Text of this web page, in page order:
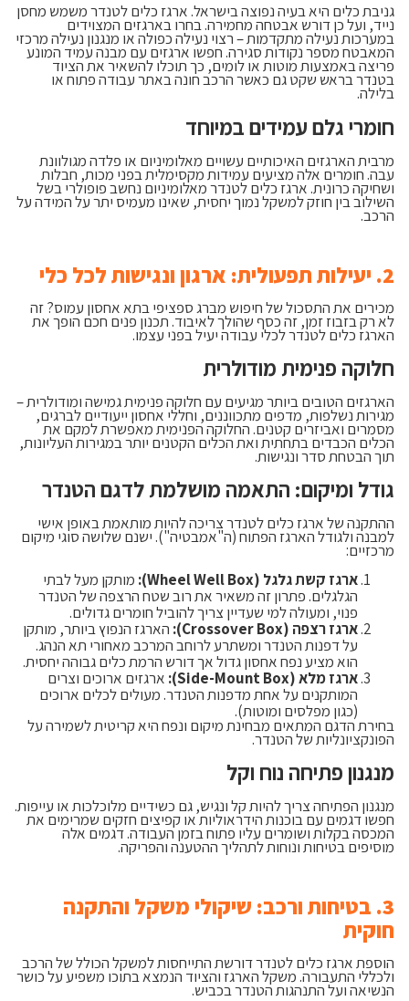
גניבת כלים היא בעיה נפוצה בישראל. ארגז כלים לטנדר משמש מחסן
נייד, ועל כן דורש אבטחה מחמירה. בחרו בארגזים המצוידים
במערכות נעילה מתקדמות – רצוי נעילה כפולה או מנגנון נעילה מרכזי
המאבטח מספר נקודות סגירה. חפשו ארגזים עם מבנה עמיד המונע
פריצה באמצעות מוטות או לומים, כך תוכלו להשאיר את הציוד
בטנדר בראש שקט גם כאשר הרכב חונה באתר עבודה פתוח או
בלילה.
חומרי גלם עמידים במיוחד
מרבית הארגזים האיכותיים עשויים מאלומיניום או פלדה מגולוונת
עבה. חומרים אלה מציעים עמידות מקסימלית בפני מכות, חבלות
ושחיקה כרונית. ארגז כלים לטנדר מאלומיניום נחשב פופולרי בשל
השילוב בין חוזק למשקל נמוך יחסית, שאינו מעמיס יתר על המידה על
הרכב.
2. יעילות תפעולית: ארגון ונגישות לכל כלי
מכירים את התסכול של חיפוש מברג ספציפי בתא אחסון עמוס? זה
לא רק בזבוז זמן, זה כסף שהולך לאיבוד. תכנון פנים חכם הופך את
הארגז כלים לטנדר לכלי עבודה יעיל בפני עצמו.
חלוקה פנימית מודולרית
הארגזים הטובים ביותר מגיעים עם חלוקה פנימית גמישה ומודולרית –
מגירות נשלפות, מדפים מתכווננים, וחללי אחסון ייעודיים לברגים,
מסמרים ואביזרים קטנים. החלוקה הפנימית מאפשרת למקם את
הכלים הכבדים בתחתית ואת הכלים הקטנים יותר במגירות העליונות,
תוך הבטחת סדר ונגישות.
גודל ומיקום: התאמה מושלמת לדגם הטנדר
ההתקנה של ארגז כלים לטנדר צריכה להיות מותאמת באופן אישי
למבנה ולגודל הארגז הפתוח (ה"אמבטיה"). ישנם שלושה סוגי מיקום
מרכזיים:
ארגז קשת גלגל (Wheel Well Box):
מותקן מעל לבתי
הגלגלים. פתרון זה משאיר את רוב שטח הרצפה של הטנדר
פנוי, ומעולה למי שעדיין צריך להוביל חומרים גדולים.
ארגז רצפה (Crossover Box):
הארגז הנפוץ ביותר, מותקן
על דפנות הטנדר ומשתרע לרוחב המרכב מאחורי תא הנהג.
הוא מציע נפח אחסון גדול אך דורש הרמת כלים גבוהה יחסית.
ארגז מלא (Side-Mount Box):
ארגזים ארוכים וצרים
המותקנים על אחת מדפנות הטנדר. מעולים לכלים ארוכים
(כגון מפלסים ומוטות).
בחירת הדגם המתאים מבחינת מיקום ונפח היא קריטית לשמירה על
הפונקציונליות של הטנדר.
מנגנון פתיחה נוח וקל
מנגנון הפתיחה צריך להיות קל ונגיש, גם כשידיים מלוכלכות או עייפות.
חפשו דגמים עם בוכנות הידראוליות או קפיצים חזקים שמרימים את
המכסה בקלות ושומרים עליו פתוח בזמן העבודה. דגמים אלה
מוסיפים בטיחות ונוחות לתהליך ההטענה והפריקה.
3. בטיחות ורכב: שיקולי משקל והתקנה
חוקית
הוספת ארגז כלים לטנדר דורשת התייחסות למשקל הכולל של הרכב
ולכללי התעבורה. משקל הארגז והציוד הנמצא בתוכו משפיע על כושר
הנשיאה ועל התנהגות הטנדר בכביש.